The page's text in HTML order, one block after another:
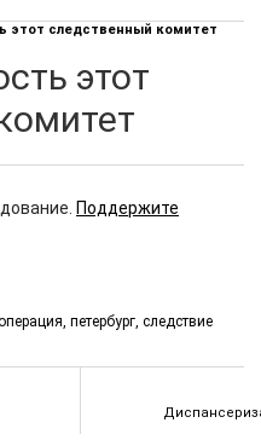
этот следственный комитет
этот
Поддержите
, петербург, следствие